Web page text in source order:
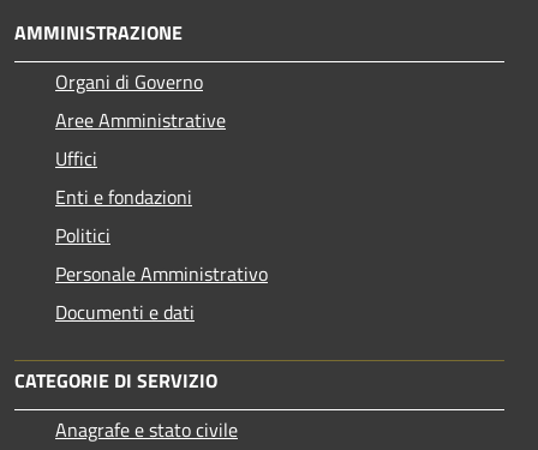
AMMINISTRAZIONE
Organi di Governo
Aree Amministrative
Uffici
Enti e fondazioni
Politici
Personale Amministrativo
Documenti e dati
CATEGORIE DI SERVIZIO
Anagrafe e stato civile